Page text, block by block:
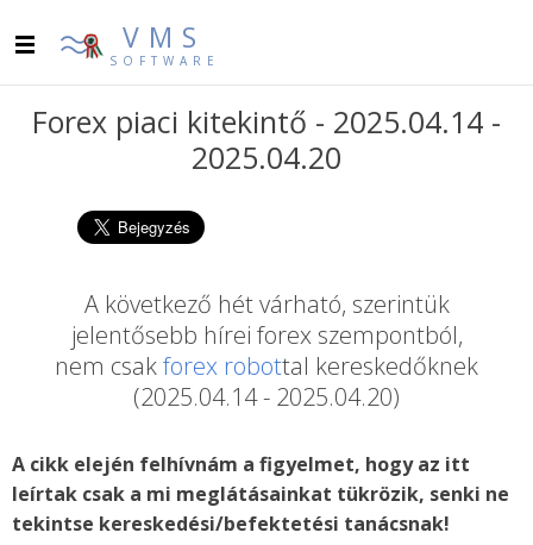
VMS
SOFTWARE
Forex piaci kitekintő - 2025.04.14 -
2025.04.20
A következő hét várható, szerintük
jelentősebb hírei forex szempontból,
nem csakforex robottal kereskedőknek
(2025.04.14 - 2025.04.20)
A cikk elején felhívnám a figyelmet, hogy az itt
leírtak csak a mi meglátásainkat tükrözik, senki ne
tekintse kereskedési/befektetési tanácsnak!